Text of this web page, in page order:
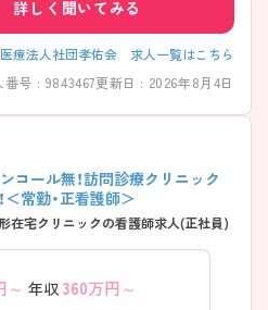
詳しく聞いてみる
医療法人社団孝佑会 求人一覧はこちら
番号 : 9843467更新日 : 2026年8月4日
コール無！訪問診療クリニック
常勤・正看護師＞
宅クリニックの看護師求人(正社員)
～ 年収 360万円～